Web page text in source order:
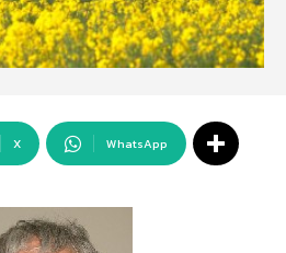
X WhatsApp